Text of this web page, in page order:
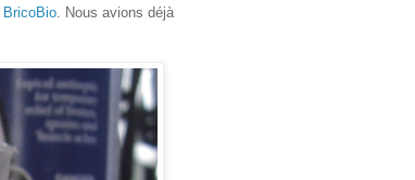
BricoBio . Nous avions déjà